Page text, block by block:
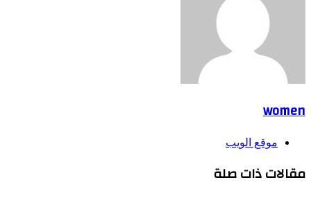
women
موقع الويب
مقالات ذات صلة